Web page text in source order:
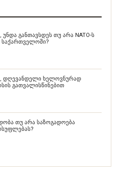
განთავსდეს თუ არა NATO-ს
საქართველოში?
ხელოვნურად
გათვალისწინებით
თუ არა საზოგადოება